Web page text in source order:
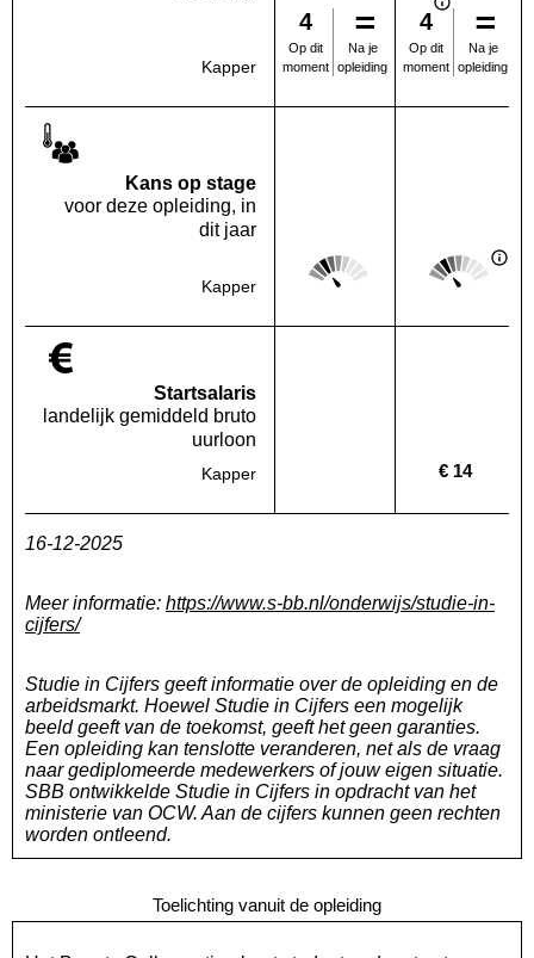
Kapper
4
Op dit
moment
Na je
opleiding
4
Op dit
moment
Na je
opleiding
Kans op stage
voor deze opleiding, in
dit jaar
Kapper Deze regio:
Score: 2 van 5
Landelijk
Score: 2 van
Startsalaris
landelijk gemiddeld bruto
uurloon
Kapper Geen waarde bekendLandelijk
€ 14
16-12-2025
Meer informatie: https://www.s-bb.nl/onderwijs/studie-in-
cijfers/
Studie in Cijfers geeft informatie over de opleiding en de
arbeidsmarkt. Hoewel Studie in Cijfers een mogelijk
beeld geeft van de toekomst, geeft het geen garanties.
Een opleiding kan tenslotte veranderen, net als de vraag
naar gediplomeerde medewerkers of jouw eigen situatie.
SBB ontwikkelde Studie in Cijfers in opdracht van het
ministerie van OCW. Aan de cijfers kunnen geen rechten
worden ontleend.
Toelichting vanuit de opleiding